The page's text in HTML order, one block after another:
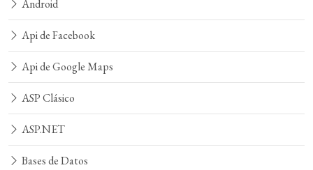
Android
Api de Facebook
Api de Google Maps
ASP Clásico
ASP.NET
Bases de Datos